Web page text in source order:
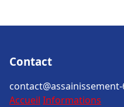
Contact
Accueil Informations